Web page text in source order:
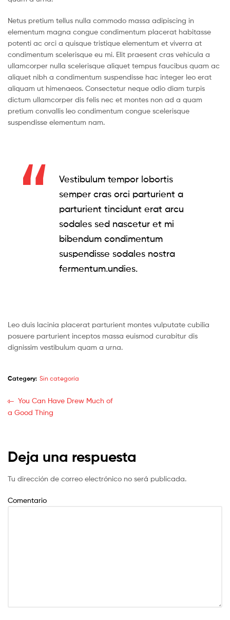
Netus pretium tellus nulla commodo massa adipiscing in
elementum magna congue condimentum placerat habitasse
potenti ac orci a quisque tristique elementum et viverra at
condimentum scelerisque eu mi. Elit praesent cras vehicula a
ullamcorper nulla scelerisque aliquet tempus faucibus quam ac
aliquet nibh a condimentum suspendisse hac integer leo erat
aliquam ut himenaeos. Consectetur neque odio diam turpis
dictum ullamcorper dis felis nec et montes non ad a quam
pretium convallis leo condimentum congue scelerisque
suspendisse elementum nam.
Vestibulum tempor lobortis
semper cras orci parturient a
parturient tincidunt erat arcu
sodales sed nascetur et mi
bibendum condimentum
suspendisse sodales nostra
fermentum.undies.
Leo duis lacinia placerat parturient montes vulputate cubilia
posuere parturient inceptos massa euismod curabitur dis
dignissim vestibulum quam a urna.
Category: Sin categoría
Navegación
de
Previous
post:
You Can Have Drew Much of
a Good Thing
Deja una respuesta
Tu dirección de correo electrónico no será publicada.
Comentario